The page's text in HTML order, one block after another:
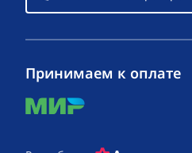
Принимаем к оплате
mir